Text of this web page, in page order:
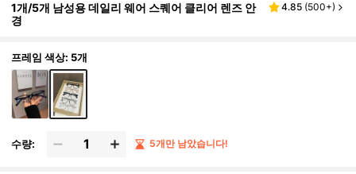
1개/5개 남성용 데일리 웨어 스퀘어 클리어 렌즈 안
경
4.85 (500+)
프레임 색상: 5개
수량: 5개만 남았습니다!